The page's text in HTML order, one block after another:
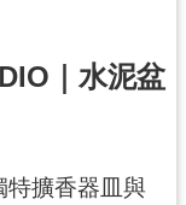
｜水泥盆
特擴香器皿與